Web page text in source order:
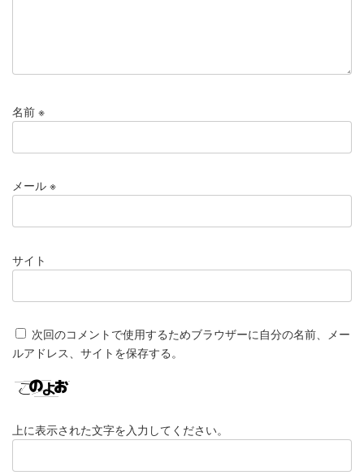
名前 ※
メール ※
サイト
次回のコメントで使用するためブラウザーに自分の名前、メー
ルアドレス、サイトを保存する。
上に表示された文字を入力してください。